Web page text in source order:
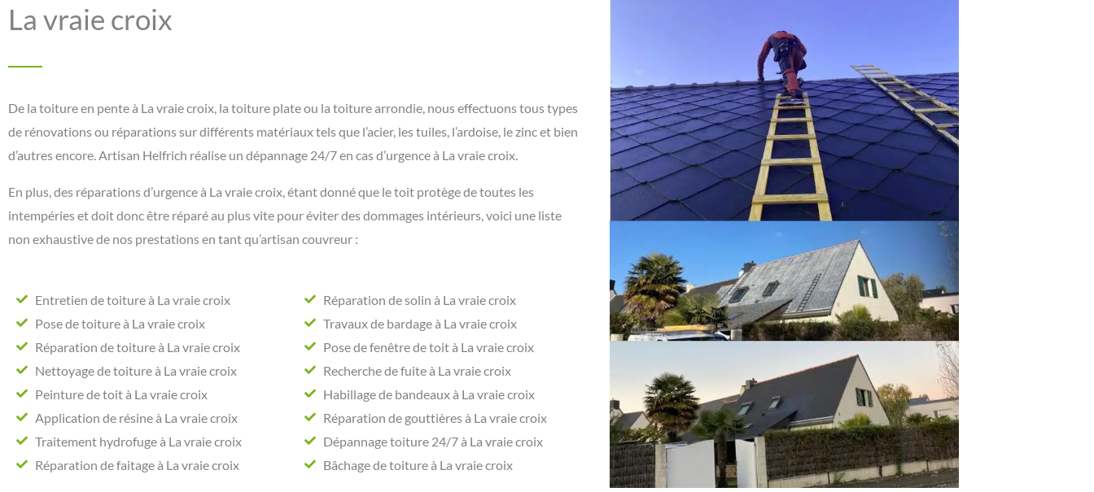
La vraie croix
De la toiture en pente à La vraie croix, la toiture plate ou la toiture arrondie, nous effectuons tous types
de rénovations ou réparations sur différents matériaux tels que l’acier, les tuiles, l’ardoise, le zinc et bien
d’autres encore. Artisan Helfrich réalise un dépannage 24/7 en cas d’urgence à La vraie croix.
En plus, des réparations d’urgence à La vraie croix, étant donné que le toit protège de toutes les
intempéries et doit donc être réparé au plus vite pour éviter des dommages intérieurs, voici une liste
non exhaustive de nos prestations en tant qu’artisan couvreur :
Entretien de toiture à La vraie croix
Pose de toiture à La vraie croix
Réparation de toiture à La vraie croix
Nettoyage de toiture à La vraie croix
Peinture de toit à La vraie croix
Application de résine à La vraie croix
Traitement hydrofuge à La vraie croix
Réparation de faitage à La vraie croix
Réparation de solin à La vraie croix
Travaux de bardage à La vraie croix
Pose de fenêtre de toit à La vraie croix
Recherche de fuite à La vraie croix
Habillage de bandeaux à La vraie croix
Réparation de gouttières à La vraie croix
Dépannage toiture 24/7 à La vraie croix
Bâchage de toiture à La vraie croix